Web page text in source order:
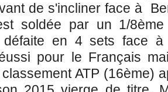
de s'incliner face à
soldée par un 1/
défaite en 4 sets face
pour le Français
ATP (16ème)